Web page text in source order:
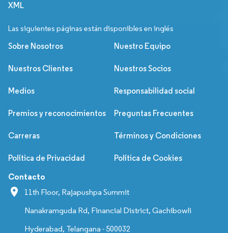
XML
Las siguientes páginas están disponibles en inglés
Sobre Nosotros Nuestro Equipo
Nuestros Clientes Nuestros Socios
Medios Responsabilidad social
Premios y reconocimientos Preguntas Frecuentes
Carreras Términos y Condiciones
Política de Privacidad Política de Cookies
Contacto
11th Floor, Rajapushpa Summit
Nanakramguda Rd, Financial District, Gachibowli
Hyderabad, Telangana - 500032